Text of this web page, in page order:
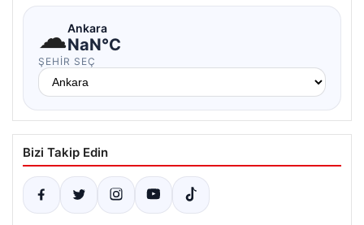
☁Ankara
NaN°C
ŞEHIR SEÇ
Bizi Takip Edin